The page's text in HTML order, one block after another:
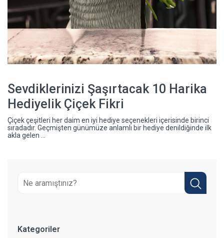
Sevdiklerinizi Şaşırtacak 10 Harika
Hediyelik Çiçek Fikri
Çiçek çeşitleri her daim en iyi hediye seçenekleri içerisinde birinci
sıradadır. Geçmişten günümüze anlamlı bir hediye denildiğinde ilk
akla gelen ...
Kategoriler